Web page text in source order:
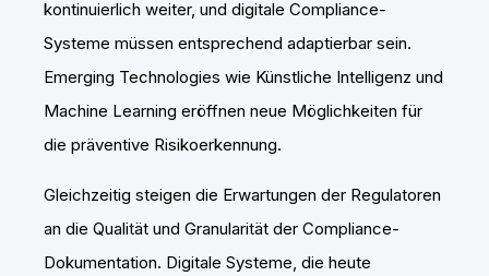
kontinuierlich weiter, und digitale Compliance-
Systeme müssen entsprechend adaptierbar sein.
Emerging Technologies wie Künstliche Intelligenz und
Machine Learning eröffnen neue Möglichkeiten für
die präventive Risikoerkennung.
Gleichzeitig steigen die Erwartungen der Regulatoren
an die Qualität und Granularität der Compliance-
Dokumentation. Digitale Systeme, die heute